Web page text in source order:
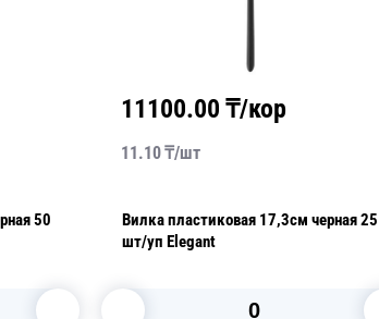
50
11100.00 ₸/кор
11.10₸/шт
Вилка пластиковая 17,3см черная 25
шт/уп Elegant